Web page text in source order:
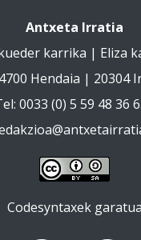
Antxeta Irratia
karrika | Eliza
Hendaia | 20304
0033 (0) 5 59 48 36
Codesyntaxek garatua